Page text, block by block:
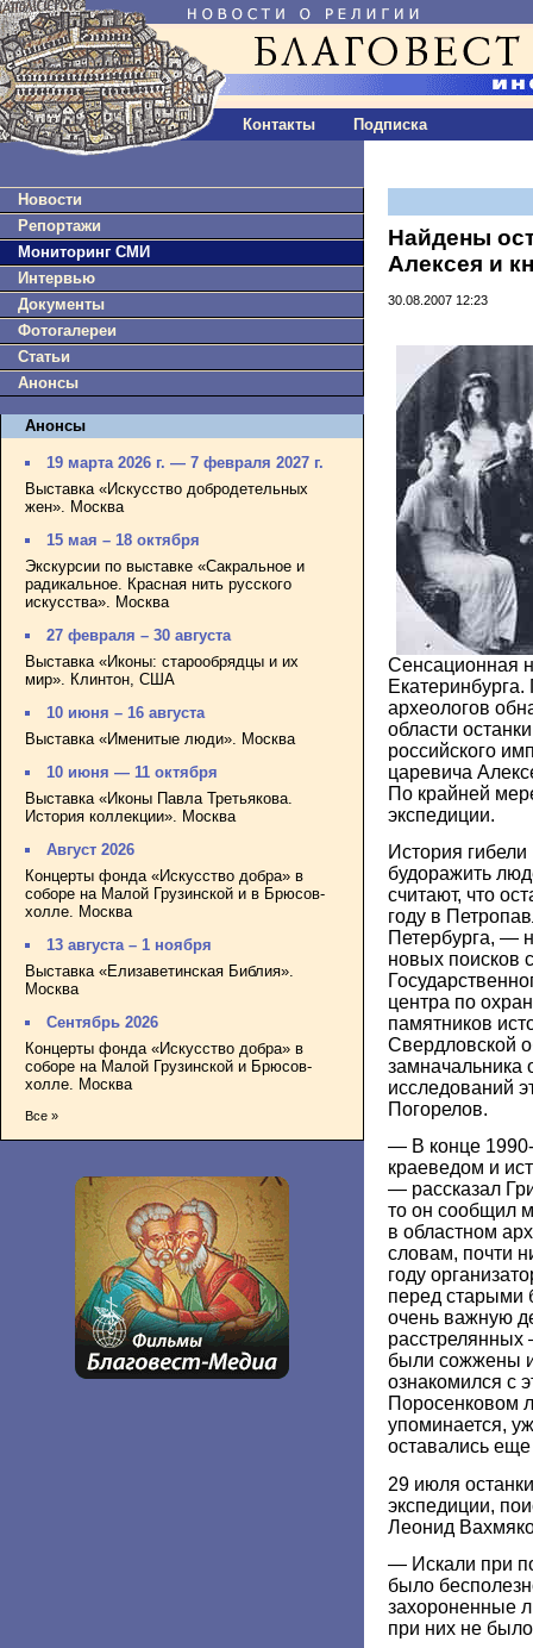
Контакты Подписка
Новости
Репортажи
Мониторинг СМИ
Интервью
Документы
Фотогалереи
Статьи
Анонсы
Анонсы
19 марта 2026 г. — 7 февраля 2027 г.
Выставка «Искусство добродетельных
жен». Москва
15 мая – 18 октября
Экскурсии по выставке «Сакральное и
радикальное. Красная нить русского
искусства». Москва
27 февраля – 30 августа
Выставка «Иконы: старообрядцы и их
мир». Клинтон, США
10 июня – 16 августа
Выставка «Именитые люди». Москва
10 июня — 11 октября
Выставка «Иконы Павла Третьякова.
История коллекции». Москва
Август 2026
Концерты фонда «Искусство добра» в
соборе на Малой Грузинской и в Брюсов-
холле. Москва
13 августа – 1 ноября
Выставка «Елизаветинская Библия».
Москва
Сентябрь 2026
Концерты фонда «Искусство добра» в
соборе на Малой Грузинской и Брюсов-
холле. Москва
Все »
Найдены
Алексея и
30.08.2007 12:23
Сенсационная
Екатеринбурга.
археологов
области
российского
царевича
По крайней
экспедиции.
История
будоражить
считают, что
году в
Петербурга, —
новых поисков
центра по
памятников
Свердловской
замначальника
исследований
Погорелов.
— В конце
краеведом и
— рассказал
то он сообщил
в областном
словам, почти
году
перед старыми
очень важную
были сожжены
ознакомился с
Поросенковом
упоминается,
оставались
29 июля
экспедиции,
Леонид
— Искали при
было
захороненные
при них не